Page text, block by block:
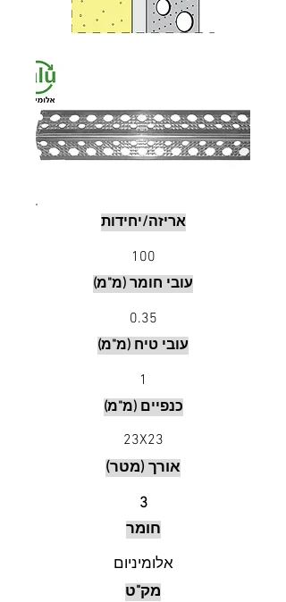
אריזה/יחידות
100
עובי חומר (מ"מ)
0.35
עובי טיח (מ"מ)
1
כנפיים (מ"מ)
23X23
אורך (מטר)
3
חומר
אלומיניום
מק"ט